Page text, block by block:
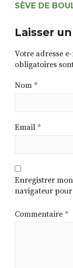
SÈVE DE
Laisser
Votre adresse
obligatoires
Nom *
Email *
Enregistrer
navigateur
Commentaire *